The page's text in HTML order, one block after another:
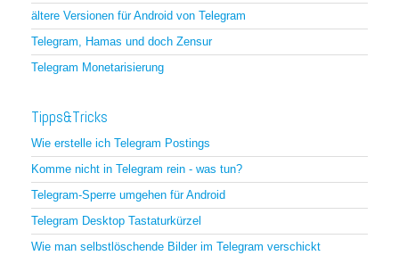
ältere Versionen für Android von Telegram
Telegram, Hamas und doch Zensur
Telegram Monetarisierung
Tipps&Tricks
Wie erstelle ich Telegram Postings
Komme nicht in Telegram rein - was tun?
Telegram-Sperre umgehen für Android
Telegram Desktop Tastaturkürzel
Wie man selbstlöschende Bilder im Telegram verschickt